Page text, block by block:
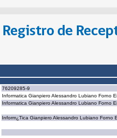
76209285-9
Informatica Gianpiero Alessandro Lubiano Forno
Informatica Gianpiero Alessandro Lubiano Forno
Inform¿Tica Gianpiero Alessandro Lubiano Forno